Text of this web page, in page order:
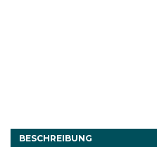
BESCHREIBUNG